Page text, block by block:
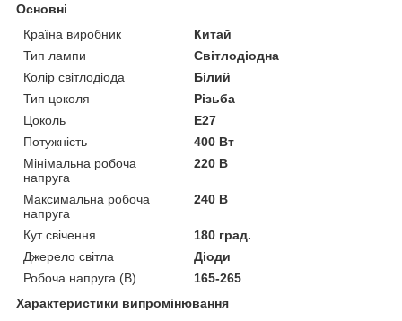
Основні
Країна виробник
Китай
Тип лампи
Світлодіодна
Колір світлодіода
Білий
Тип цоколя
Різьба
Цоколь
E27
Потужність
400 Вт
Мінімальна робоча
напруга
220 В
Максимальна робоча
напруга
240 В
Кут свічення
180 град.
Джерело світла
Діоди
Робоча напруга (В)
165-265
Характеристики випромінювання